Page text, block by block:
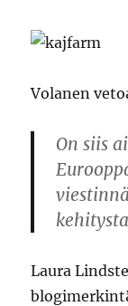
Volanen
On siis
Laura